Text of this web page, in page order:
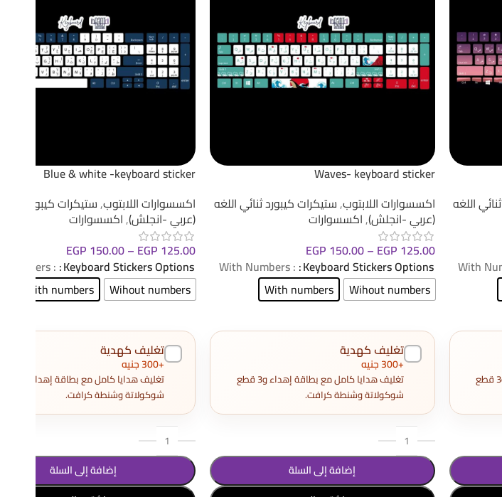
اللغه
تغليف هدايا كامل مع بطاقة إهداء و3 قطع
Waves- keyboard sticker
اكسسوارات اللابتوب,ستيكرات كيبورد ثنائي اللغه
(عربي -انجلش),اكسسوارات
EGP 125.00
–
EGP 150.00
Keyboard Stickers Options
: With Numbers
Wihout numbers
With numbers
تغليف كهدية
+300 جنيه
تغليف هدايا كامل مع بطاقة إهداء و3 قطع
شوكولاتة وشنطة كرافت.
إضافة إلى السلة
Blue & white -keyboard sticker
اكسسوارات اللابتوب,ستيكرات كيبورد
(عربي -انجلش),اكسسوارات
EGP 125.00
–
EGP 150.00
Keyboard Stickers Options
: With Numbers
Wihout numbers
With numbers
تغليف كهدية
+300 جنيه
شوكولاتة وشنطة كرافت.
إضافة إلى السلة